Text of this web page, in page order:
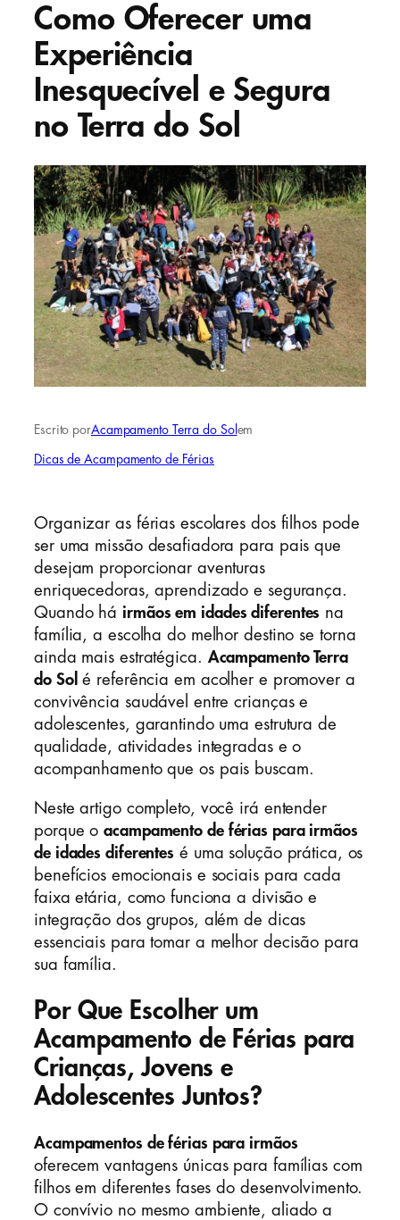
Como Oferecer uma
Experiência
Inesquecível e Segura
no Terra do Sol
Escrito porAcampamento Terra do Sol em
Dicas de Acampamento de Férias
Organizar as férias escolares dos filhos pode
ser uma missão desafiadora para pais que
desejam proporcionar aventuras
enriquecedoras, aprendizado e segurança.
Quando há irmãos em idades diferentes na
família, a escolha do melhor destino se torna
ainda mais estratégica. Acampamento Terra
do Sol é referência em acolher e promover a
convivência saudável entre crianças e
adolescentes, garantindo uma estrutura de
qualidade, atividades integradas e o
acompanhamento que os pais buscam.
Neste artigo completo, você irá entender
porque oacampamento de férias para irmãos
de idades diferentes é uma solução prática, os
benefícios emocionais e sociais para cada
faixa etária, como funciona a divisão e
integração dos grupos, além de dicas
essenciais para tomar a melhor decisão para
sua família.
Por Que Escolher um
Acampamento de Férias para
Crianças, Jovens e
Adolescentes Juntos?
Acampamentos de férias para irmãos
oferecem vantagens únicas para famílias com
filhos em diferentes fases do desenvolvimento.
O convívio no mesmo ambiente, aliado a